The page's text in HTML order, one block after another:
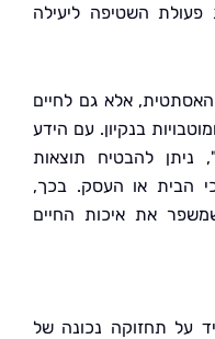
ליעילה
אלא גם לחיים
עם הידע
תוצאות
או העסק. בכך,
איכות החיים
נכונה של